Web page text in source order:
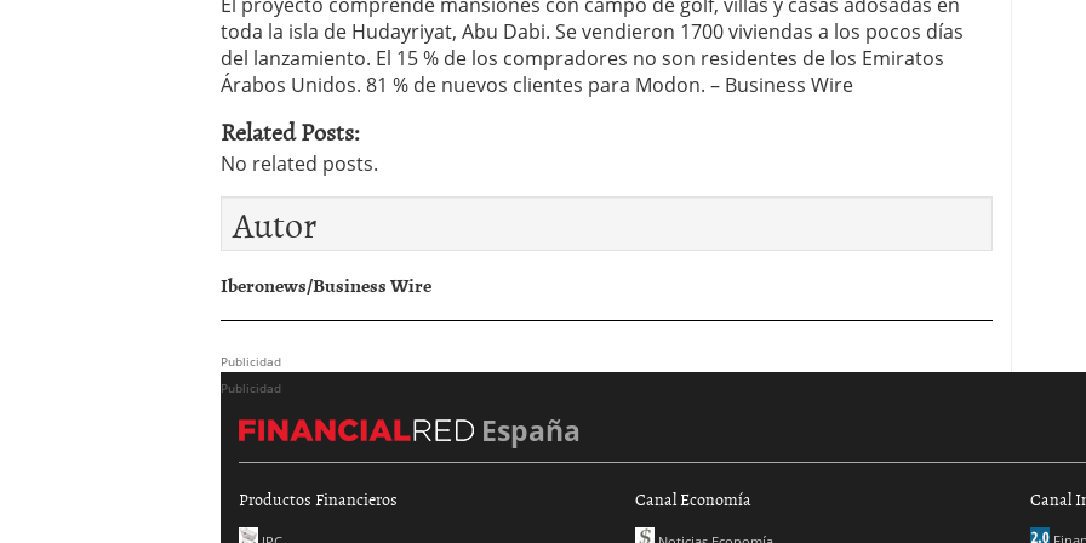
toda la isla de Hudayriyat, Abu Dabi. Se vendieron 1700 viviendas a los pocos días
del lanzamiento. El 15 % de los compradores no son residentes de los Emiratos
Árabos Unidos. 81 % de nuevos clientes para Modon. – Business Wire
Related Posts:
No related posts.
Autor
Iberonews/Business Wire
Publicidad
Publicidad
España
Productos Financieros Canal Economía Canal